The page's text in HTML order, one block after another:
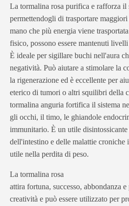
La tormalina rosa purifica e rafforza il
permettendogli di trasportare
mano che più energia viene
fisico, possono essere mantenuti
È ideale per sigillare buchi nell'aura
negatività. Può aiutare a stimolare la
la rigenerazione ed è eccellente per
eterico di tumori o altri squilibri della
tormalina anguria fortifica il sistema
gli occhi, il timo, le ghiandole
immunitario. È un utile
dell'intestino e delle malattie croniche
utile nella perdita di peso.
La tormalina rosa
attira fortuna, successo, abbondanza
creatività e può essere utilizzato per